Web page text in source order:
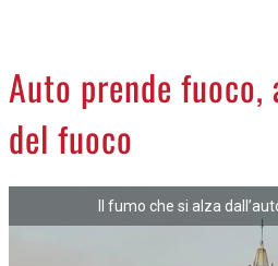
LA PIAZZA
ACCEDI
Auto prende
del fuoco
Il fumo che si alza